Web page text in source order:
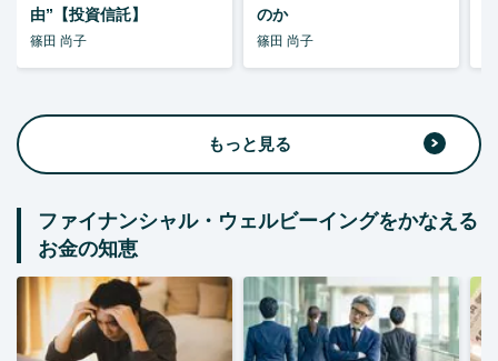
由”【投資信託】
篠田 尚子
のか
篠田 尚子
もっと見る
ファイナンシャル・ウェルビーイングをかなえる
お金の知恵